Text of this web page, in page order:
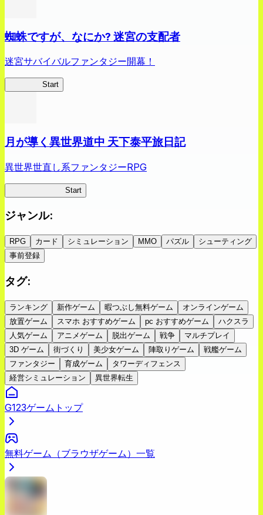
蜘蛛ですが、なにか? 迷宮の支配者
迷宮サバイバルファンタジー開幕！
Start
月が導く異世界道中 天下泰平旅日記
異世界世直し系ファンタジーRPG
Start
ジャンル:
RPG カード シミュレーション MMO パズル
シューティング
事前登録
タグ:
ランキング 新作ゲーム 暇つぶし無料ゲーム
オンラインゲーム
放置ゲーム
スマホ おすすめゲーム pc おすすめゲーム
ハクスラ
人気ゲーム
アニメゲーム 脱出ゲーム 戦争
マルチプレイ
3D ゲーム
街づくり 美少女ゲーム 陣取りゲーム
戦艦ゲーム
ファンタジー
育成ゲーム
タワーディフェンス
経営シミュレーション
異世界転生
G123ゲームトップ
無料ゲーム（ブラウザゲーム）一覧